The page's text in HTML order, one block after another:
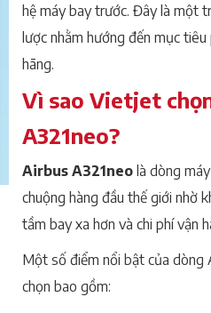
hệ máy bay trước. Đây là một
lược nhằm hướng đến mục
hãng.
Vì sao Vietjet
A321neo?
Airbus A321neo là dòng
chuộng hàng đầu thế giới nhờ
tầm bay xa hơn và chi phí vận
Một số điểm nổi bật của dòng
chọn bao gồm: